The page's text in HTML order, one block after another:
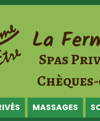
La
Spas
MASSAGES